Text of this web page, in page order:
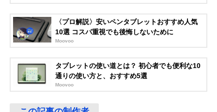
ットスタンド
TBWDSZARMBE
DBK
ポールマウントス
タンド タブレット
BMA-100TB
スタンド
(ELECOM)
〈プロ解説〉安いペンタブレットおすすめ人気
10選 コスパ重視でも後悔しないために
Moovoo
タブレットの使い道とは？ 初心者でも便利な10
通りの使い方と、おすすめ5選
Moovoo